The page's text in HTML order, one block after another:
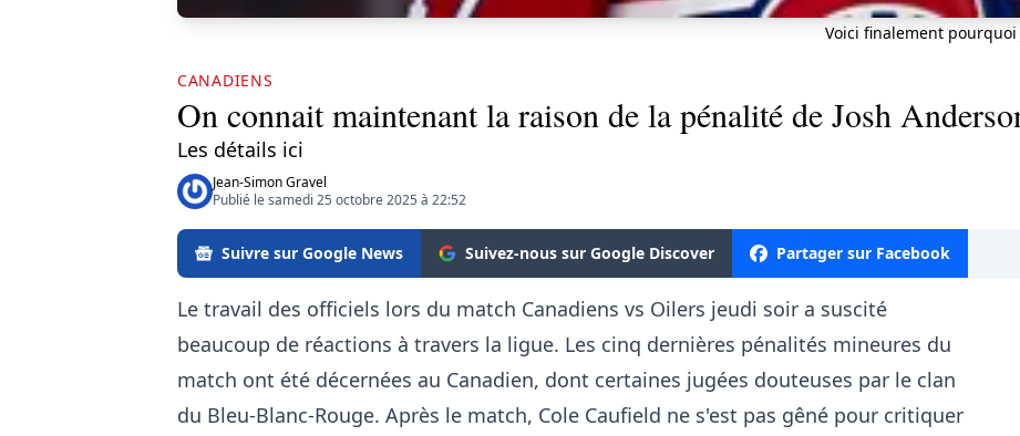
Voici finalement
CANADIENS
On connait maintenant la raison de la pénalité de Josh
Les détails ici
Jean-Simon Gravel
Publié le samedi 25 octobre 2025 à 22:52
Suivre sur Google News Suivez-nous sur Google Discover Partager sur Facebook
Le travail des officiels lors du match Canadiens vs Oilers jeudi soir a suscité
beaucoup de réactions à travers la ligue. Les cinq dernières pénalités mineures du
match ont été décernées au Canadien, dont certaines jugées douteuses par le clan
du Bleu-Blanc-Rouge. Après le match, Cole Caufield ne s'est pas gêné pour critiquer